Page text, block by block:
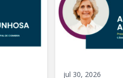
jul 30, 2026